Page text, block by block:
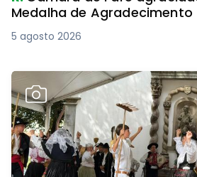
Medalha de Agradecimento
5 agosto 2026